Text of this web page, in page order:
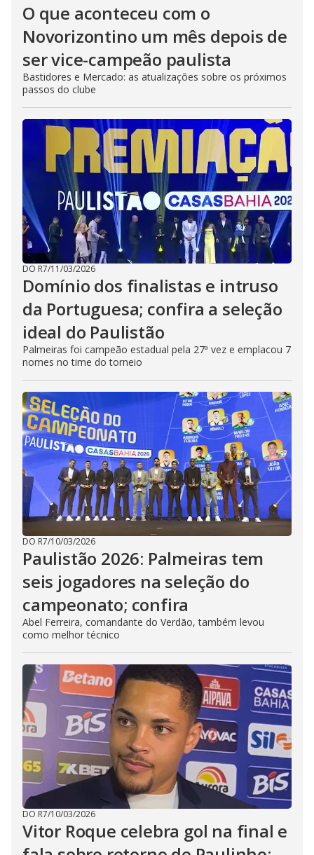
O que aconteceu com o
Novorizontino um mês depois de
ser vice-campeão paulista
Bastidores e Mercado: as atualizações sobre os próximos
passos do clube
DO R7/11/03/2026
Domínio dos finalistas e intruso
da Portuguesa; confira a seleção
ideal do Paulistão
Palmeiras foi campeão estadual pela 27ª vez e emplacou 7
nomes no time do torneio
DO R7/10/03/2026
Paulistão 2026: Palmeiras tem
seis jogadores na seleção do
campeonato; confira
Abel Ferreira, comandante do Verdão, também levou
como melhor técnico
DO R7/10/03/2026
Vitor Roque celebra gol na final e